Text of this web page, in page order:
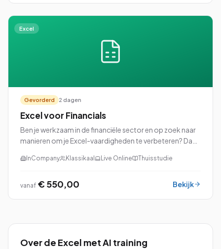
Excel
Gevorderd 2 dagen
Excel voor Financials
Ben je werkzaam in de financiële sector en op zoek naar
manieren om je Excel-vaardigheden te verbeteren? Dan
hebt!InCompany Klassikaal Live Online Thuisstudie
vanaf € 550,00 Bekijk
Over de Excel met AI training